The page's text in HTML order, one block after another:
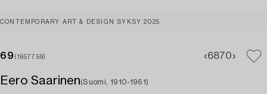
CONTEMPORARY ART & DESIGN SYKSY 2025
69 (1657759) 6870
Eero Saarinen(Suomi, 1910-1961)